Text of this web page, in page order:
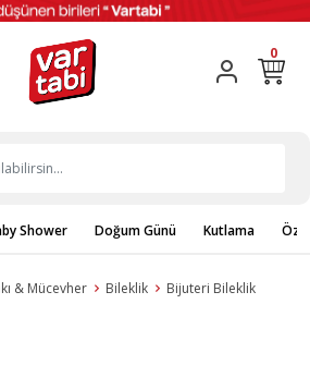
0
Shower Doğum Günü Kutlama
& Mücevher Bileklik Bijuteri Bileklik